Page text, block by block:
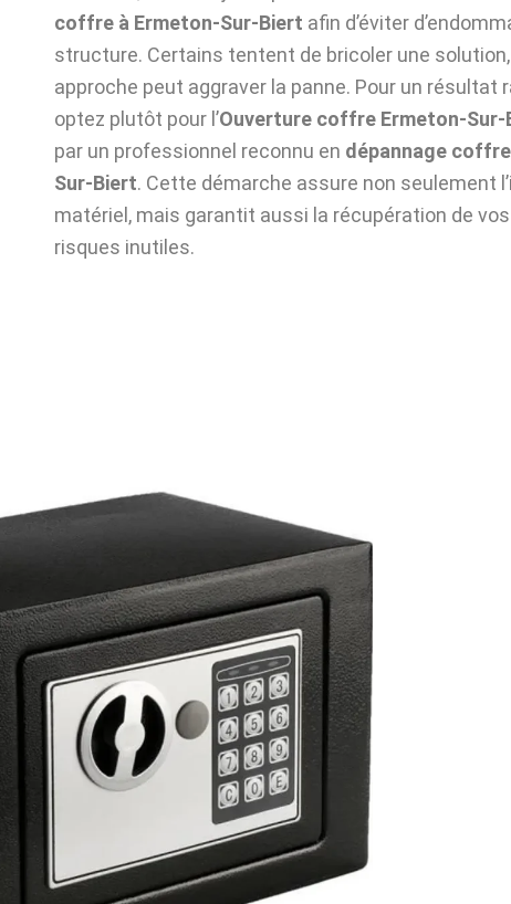
coffre à Ermeton-Sur-Biert afin d’éviter
structure. Certains tentent de bricoler une
approche peut aggraver la panne. Pour un résultat
optez plutôt pour l’Ouverture coffre Ermeton-Sur-
par un professionnel reconnu en dépannage
Sur-Biert. Cette démarche assure non seulement
matériel, mais garantit aussi la récupération de
risques inutiles.